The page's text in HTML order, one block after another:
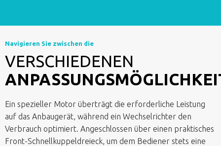
Navigieren Sie zwischen die
VERSCHIEDENEN
Ein spezieller Motor überträgt die erforderliche Leistung
auf das Anbaugerät, während ein Wechselrichter den
Verbrauch optimiert. Angeschlossen über einen praktisches
Front-Schnellkuppeldreieck, um dem Bediener stets eine